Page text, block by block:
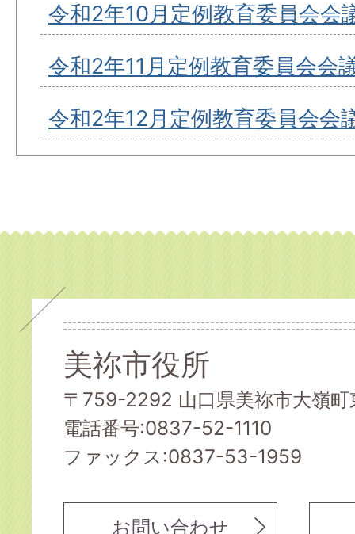
令和2年10月定例教育委員会会
令和2年11月定例教育委員会会
令和2年12月定例教育委員会会
美祢市役所
〒759-2292 山口県美祢市大嶺
電話番号:0837-52-1110
ファックス:0837-53-1959
お問い合わせ